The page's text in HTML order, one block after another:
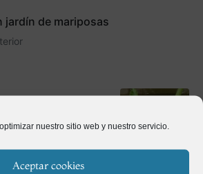
nuestro sitio web y nuestro servicio.
Aceptar cookies
jardín de mariposas
Siguiente